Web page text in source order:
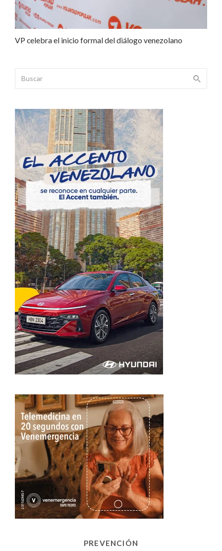
VP celebra el inicio formal del diálogo venezolano
PREVENCIÓN